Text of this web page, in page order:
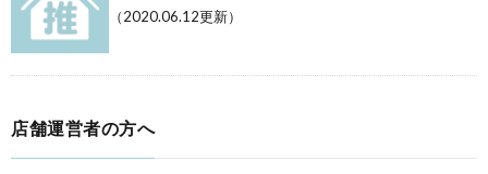
（2020.06.12更新）
店舗運営者の方へ